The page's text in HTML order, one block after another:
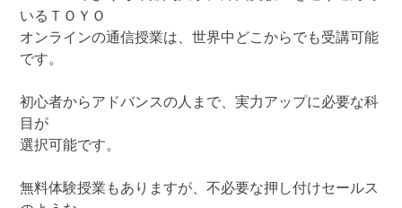
いるＴＯＹＯ
オンラインの通信授業は、世界中どこからでも受講可能
です。
初心者からアドバンスの人まで、実力アップに必要な科
目が
選択可能です。
無料体験授業もありますが、不必要な押し付けセールス